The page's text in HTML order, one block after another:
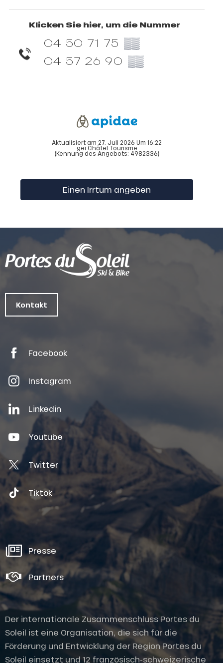
Klicken Sie hier, um die Nummer
04 50 71 75 ▒▒
04 57 26 90 ▒▒
Aktualisiert am 27. Juli 2026 Um 16:22
gei Châtel Tourisme
(Kennung des Angebots: 4982336)
Einen Irrtum angeben
Kontakt
Facebook
Instagram
Linkedin
Youtube
Twitter
Tiktok
Presse
Partners
Der internationale Zusammenschluss Portes du
Soleil ist eine Organisation, die sich für die
Förderung und Entwicklung der Region Portes du
Soleil einsetzt und 12 französisch-schweizerische